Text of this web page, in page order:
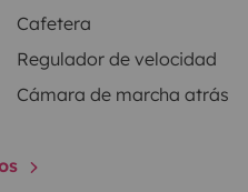
Cafetera
Regulador de velocidad
Cámara de marcha atrás